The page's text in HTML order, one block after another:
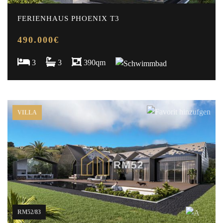
FERIENHAUS PHOENIX T3
490.000€
3 3 390qm
RM52/83
VILLA